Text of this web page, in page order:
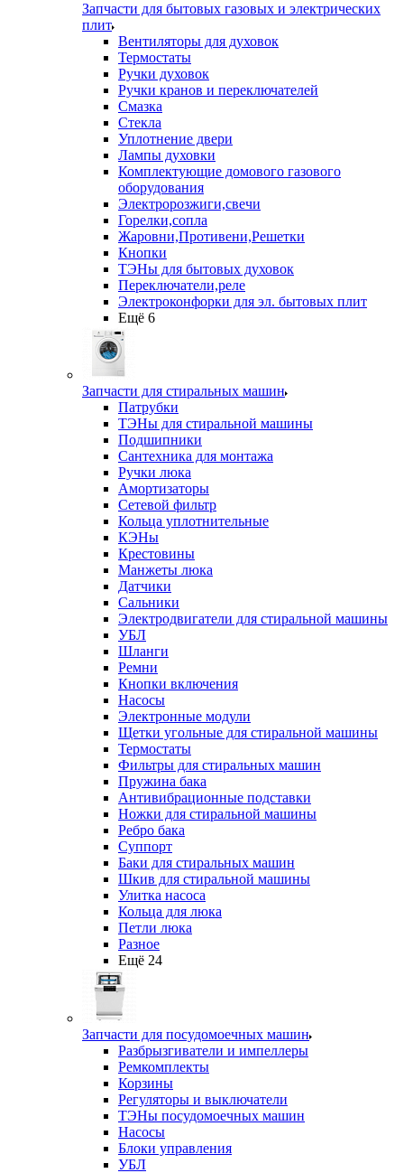
Запчасти для бытовых газовых и электрических
плит
Вентиляторы для духовок
Термостаты
Ручки духовок
Ручки кранов и переключателей
Смазка
Стекла
Уплотнение двери
Лампы духовки
Комплектующие домового газового
оборудования
Электророзжиги,свечи
Горелки,сопла
Жаровни,Противени,Решетки
Кнопки
ТЭНы для бытовых духовок
Переключатели,реле
Электроконфорки для эл. бытовых плит
Ещё 6
Запчасти для стиральных машин
Патрубки
ТЭНы для стиральной машины
Подшипники
Сантехника для монтажа
Ручки люка
Амортизаторы
Сетевой фильтр
Кольца уплотнительные
КЭНы
Крестовины
Манжеты люка
Датчики
Сальники
Электродвигатели для стиральной машины
УБЛ
Шланги
Ремни
Кнопки включения
Насосы
Электронные модули
Щетки угольные для стиральной машины
Термостаты
Фильтры для стиральных машин
Пружина бака
Антивибрационные подставки
Ножки для стиральной машины
Ребро бака
Суппорт
Баки для стиральных машин
Шкив для стиральной машины
Улитка насоса
Кольца для люка
Петли люка
Разное
Ещё 24
Запчасти для посудомоечных машин
Разбрызгиватели и импеллеры
Ремкомплекты
Корзины
Регуляторы и выключатели
ТЭНы посудомоечных машин
Насосы
Блоки управления
УБЛ